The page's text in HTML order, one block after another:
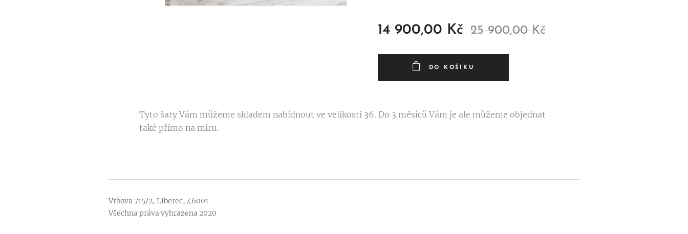
14 900,00 Kč 25 900,00Kč
DO KOŠÍKU
Tyto šaty Vám můžeme skladem nabídnout ve velikosti 36. Do 3 měsíců Vám je ale můžeme objednat
také přímo na míru.
Vrbova 715/2, Liberec, 46001
Všechna práva vyhrazena 2020